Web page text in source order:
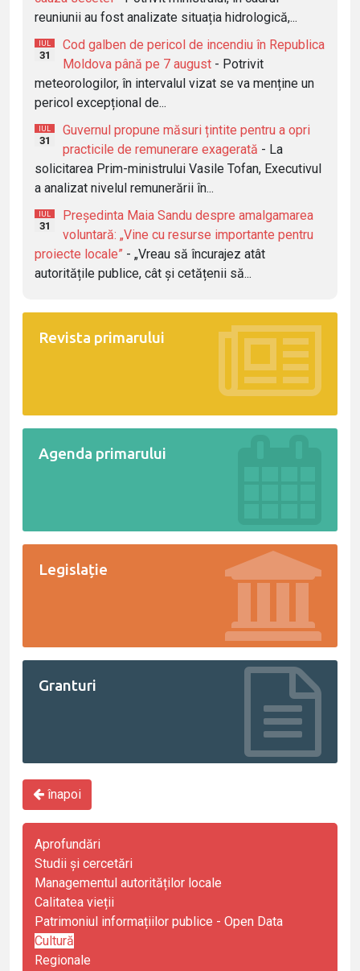
reuniunii au fost analizate situația hidrologică,...
IUL
31
Cod galben de pericol de incendiu în Republica
Moldova până pe 7 august - Potrivit
meteorologilor, în intervalul vizat se va menține un
pericol excepțional de...
IUL
31
Guvernul propune măsuri țintite pentru a opri
practicile de remunerare exagerată - La
solicitarea Prim-ministrului Vasile Tofan, Executivul
a analizat nivelul remunerării în...
IUL
31
Președinta Maia Sandu despre amalgamarea
voluntară: „Vine cu resurse importante pentru
proiecte locale” - „Vreau să încurajez atât
autoritățile publice, cât și cetățenii să...
Revista primarului
Agenda primarului
Legislație
Granturi
înapoi
Aprofundări
Studii și cercetări
Managementul autorităților locale
Calitatea vieții
Patrimoniul informațiilor publice - Open Data
Cultură
Regionale